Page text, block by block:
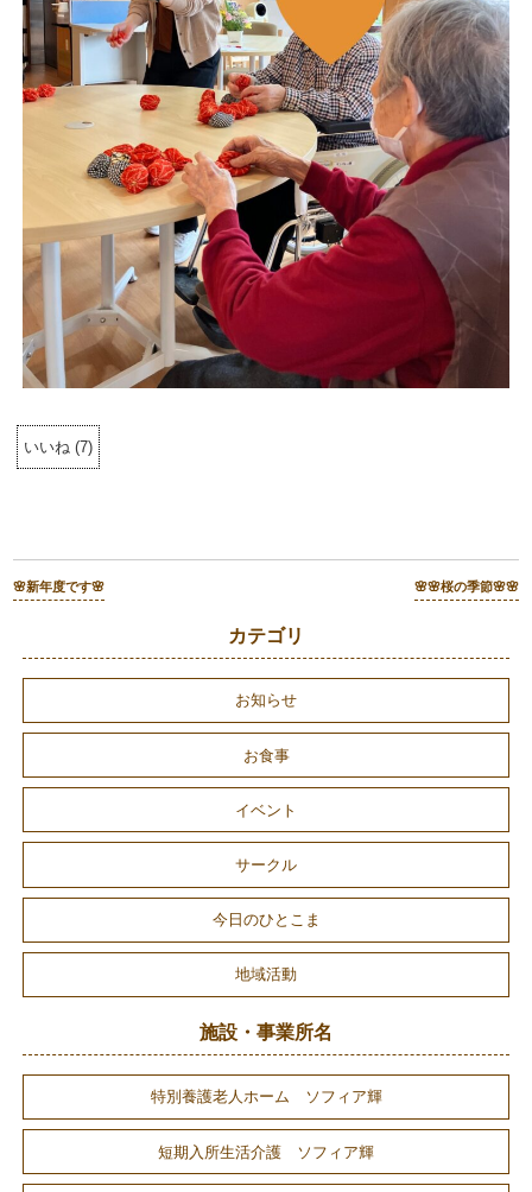
いいね (7)
🌸新年度です🌸 🌸🌸桜の季節🌸🌸
カテゴリ
お知らせ
お食事
イベント
サークル
今日のひとこま
地域活動
施設・事業所名
特別養護老人ホーム ソフィア輝
短期入所生活介護 ソフィア輝